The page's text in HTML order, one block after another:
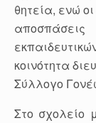
θητεία, ενώ
κοινότητα
Σύλλογο
Στο σχολείο